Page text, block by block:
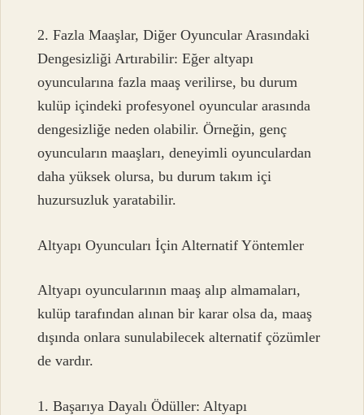
2. Fazla Maaşlar, Diğer Oyuncular Arasındaki
Dengesizliği Artırabilir: Eğer altyapı
oyuncularına fazla maaş verilirse, bu durum
kulüp içindeki profesyonel oyuncular arasında
dengesizliğe neden olabilir. Örneğin, genç
oyuncuların maaşları, deneyimli oyunculardan
daha yüksek olursa, bu durum takım içi
huzursuzluk yaratabilir.
Altyapı Oyuncuları İçin Alternatif Yöntemler
Altyapı oyuncularının maaş alıp almamaları,
kulüp tarafından alınan bir karar olsa da, maaş
dışında onlara sunulabilecek alternatif çözümler
de vardır.
1. Başarıya Dayalı Ödüller: Altyapı